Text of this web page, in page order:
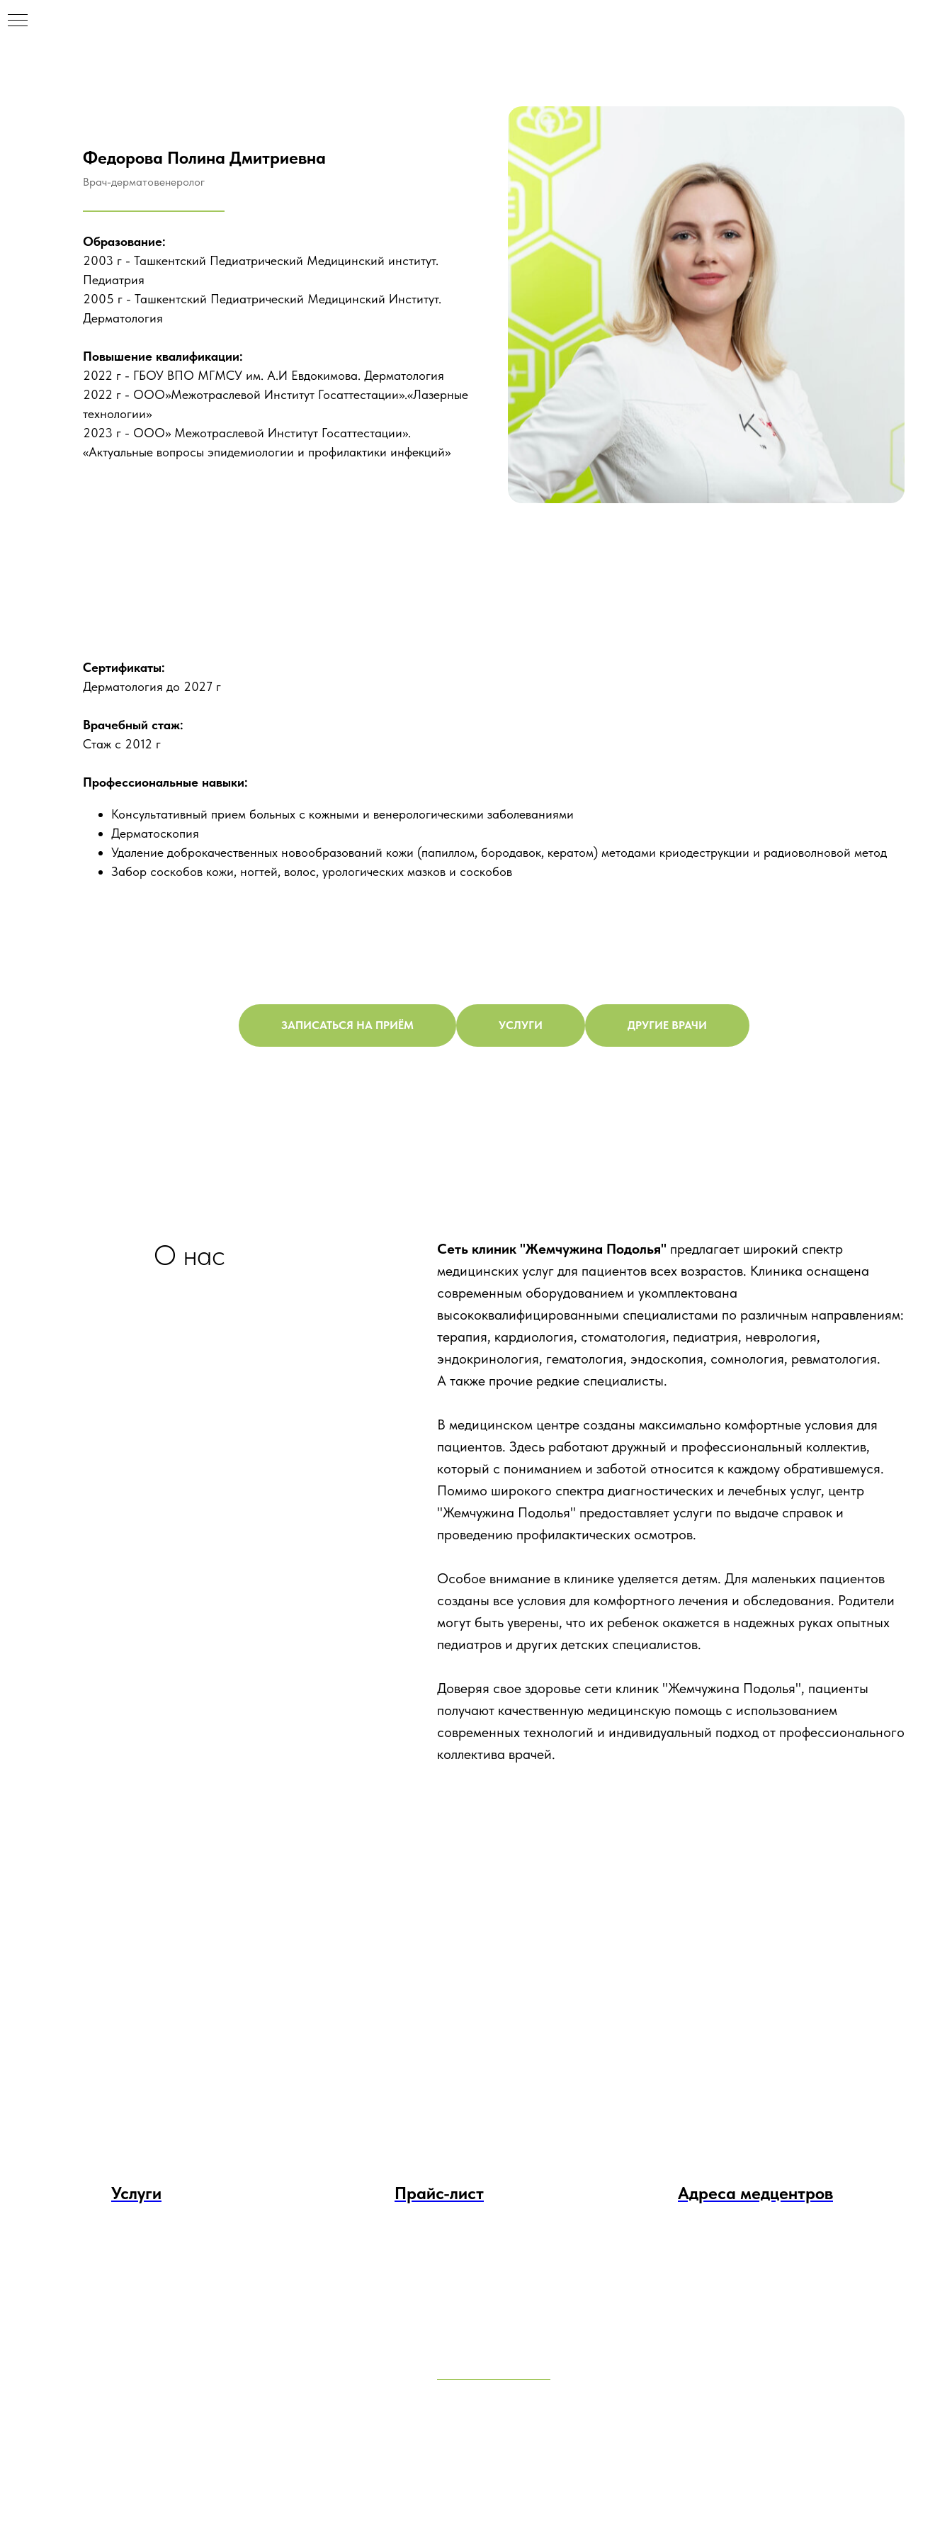
Федорова Полина Дмитриевна
Врач-дерматовенеролог
Образование:
2003 г - Ташкентский Педиатрический Медицинский институт.
Педиатрия
2005 г - Ташкентский Педиатрический Медицинский Институт.
Дерматология
Повышение квалификации:
2022 г - ГБОУ ВПО МГМСУ им. А.И Евдокимова. Дерматология
2022 г - ООО»Межотраслевой Институт Госаттестации».«Лазерные
технологии»
2023 г - ООО» Межотраслевой Институт Госаттестации».
«Актуальные вопросы эпидемиологии и профилактики инфекций»
Сертификаты:
Дерматология до 2027 г
Врачебный стаж:
Стаж с 2012 г
Профессиональные навыки:
Консультативный прием больных с кожными и венерологическими заболеваниями
Дерматоскопия
Удаление доброкачественных новообразований кожи (папиллом, бородавок, кератом) методами криодеструкции и радиоволновой метод
Забор соскобов кожи, ногтей, волос, урологических мазков и соскобов
ЗАПИСАТЬСЯ НА ПРИЁМ УСЛУГИ ДРУГИЕ ВРАЧИ
О нас Сеть клиник "Жемчужина Подолья" предлагает широкий спектр
медицинских услуг для пациентов всех возрастов. Клиника оснащена
современным оборудованием и укомплектована
высококвалифицированными специалистами по различным направлениям:
терапия, кардиология, стоматология, педиатрия, неврология,
эндокринология, гематология, эндоскопия, сомнология, ревматология.
А также прочие редкие специалисты.
В медицинском центре созданы максимально комфортные условия для
пациентов. Здесь работают дружный и профессиональный коллектив,
который с пониманием и заботой относится к каждому обратившемуся.
Помимо широкого спектра диагностических и лечебных услуг, центр
"Жемчужина Подолья" предоставляет услуги по выдаче справок и
проведению профилактических осмотров.
Особое внимание в клинике уделяется детям. Для маленьких пациентов
созданы все условия для комфортного лечения и обследования. Родители
могут быть уверены, что их ребенок окажется в надежных руках опытных
педиатров и других детских специалистов.
Доверяя свое здоровье сети клиник "Жемчужина Подолья", пациенты
получают качественную медицинскую помощь с использованием
современных технологий и индивидуальный подход от профессионального
коллектива врачей.
Услуги Прайс-лист Адреса медцентров